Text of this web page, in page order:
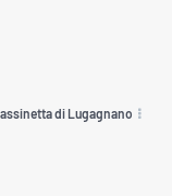
di Lugagnano